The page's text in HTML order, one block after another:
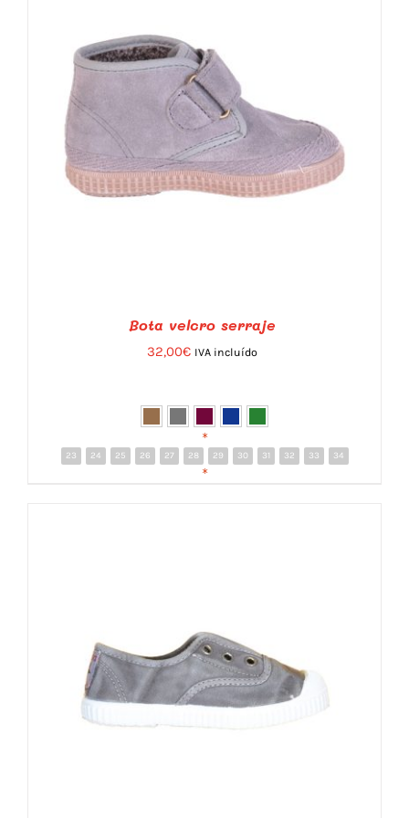
PRODUCTO
DETALLES
Bota velcro serraje
32,00€ IVA incluído
*
23 24 25 26 27 28 29 30 31 32 33 34
*